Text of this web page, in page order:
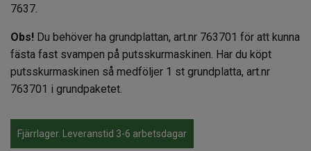
7637.
Obs! Du behöver ha grundplattan, art.nr 763701 för att kunna
fästa fast svampen på putsskurmaskinen. Har du köpt
putsskurmaskinen så medföljer 1 st grundplatta, art.nr
763701 i grundpaketet.
Fjärrlager. Leveranstid 3-6 arbetsdagar